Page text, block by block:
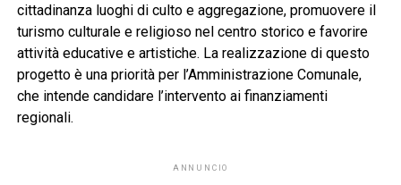
cittadinanza luoghi di culto e aggregazione, promuovere il
turismo culturale e religioso nel centro storico e favorire
attività educative e artistiche. La realizzazione di questo
progetto è una priorità per l’Amministrazione Comunale,
che intende candidare l’intervento ai finanziamenti
regionali.
ANNUNCIO